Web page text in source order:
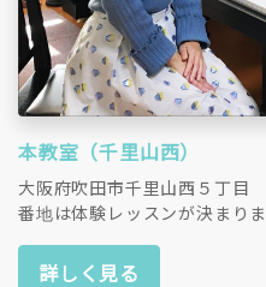
本教室（千里山西）
大阪府吹田市千里山西５丁目
番地は体験レッスンが決まり
詳しく見る